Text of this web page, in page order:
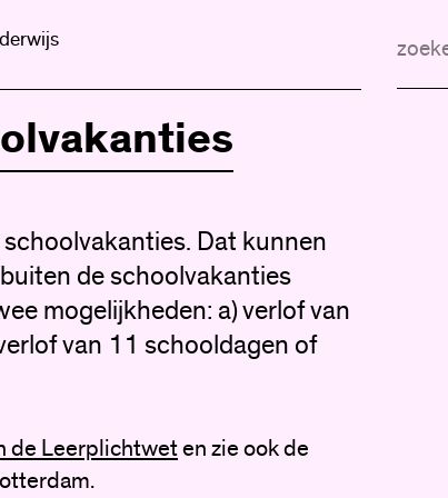
Dat kunnen
de schoolvakanties
mogelijkheden: a) verlof van
van 11 schooldagen of
de Leerplichtweten zie ook de